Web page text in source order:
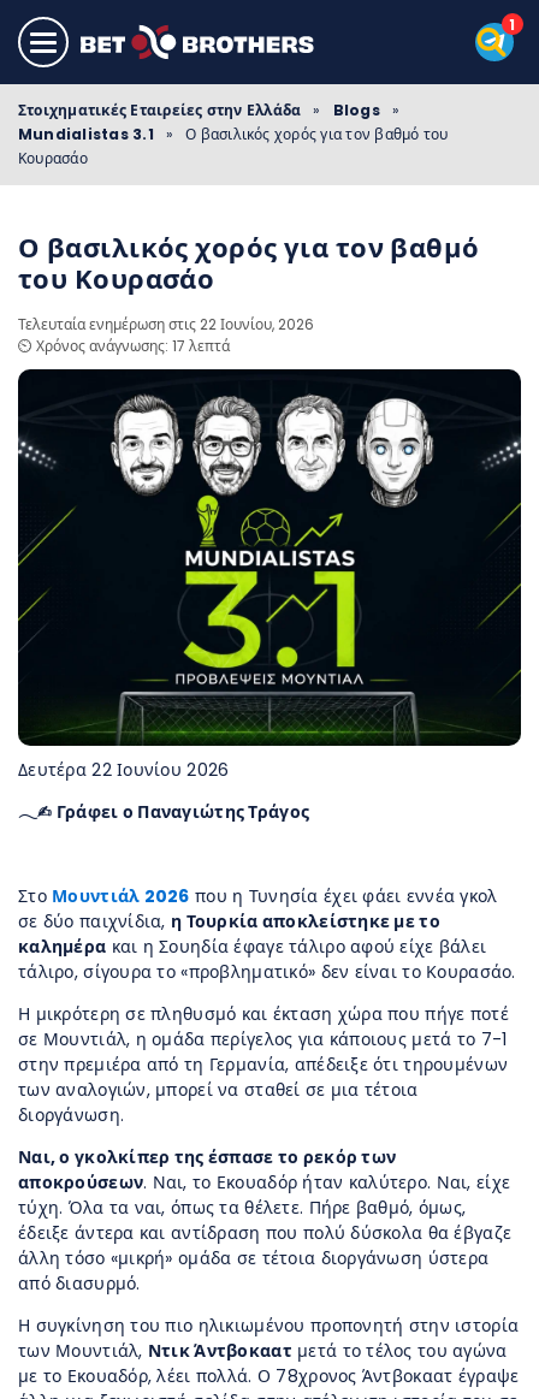
Στοιχηματικές Εταιρείες στην Ελλάδα » Blogs »
Mundialistas 3.1
»
Ο βασιλικός χορός για τον βαθμό του
Κουρασάο
Ο βασιλικός χορός για τον βαθμό
του Κουρασάο
Τελευταία ενημέρωση στις 22 Ιουνίου, 2026
⏲️ Χρόνος ανάγνωσης: 17 λεπτά
Δευτέρα 22 Ιουνίου 2026
𓂃✍︎ Γράφει ο Παναγιώτης Τράγος
Στο Μουντιάλ 2026 που η Τυνησία έχει φάει εννέα γκολ
σε δύο παιχνίδια, η Τουρκία αποκλείστηκε με το
καλημέρα και η Σουηδία έφαγε τάλιρο αφού είχε βάλει
τάλιρο, σίγουρα το «προβληματικό» δεν είναι το Κουρασάο.
Η μικρότερη σε πληθυσμό και έκταση χώρα που πήγε ποτέ
σε Μουντιάλ, η ομάδα περίγελος για κάποιους μετά το 7-1
στην πρεμιέρα από τη Γερμανία, απέδειξε ότι τηρουμένων
των αναλογιών, μπορεί να σταθεί σε μια τέτοια
διοργάνωση.
Ναι, ο γκολκίπερ της έσπασε το ρεκόρ των
αποκρούσεων. Ναι, το Εκουαδόρ ήταν καλύτερο. Ναι, είχε
τύχη. Όλα τα ναι, όπως τα θέλετε. Πήρε βαθμό, όμως,
έδειξε άντερα και αντίδραση που πολύ δύσκολα θα έβγαζε
άλλη τόσο «μικρή» ομάδα σε τέτοια διοργάνωση ύστερα
από διασυρμό.
Η συγκίνηση του πιο ηλικιωμένου προπονητή στην ιστορία
των Μουντιάλ, Ντικ Άντβοκαατ μετά το τέλος του αγώνα
με το Εκουαδόρ, λέει πολλά. Ο 78χρονος Άντβοκαατ έγραψε